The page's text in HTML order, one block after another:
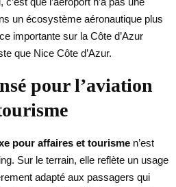
un écosystème aéronautique plus
importante sur la Côte d’Azur
que Nice Côte d’Azur.
pour l’aviation
pour affaires et tourisme n’est
Sur le terrain, elle reflète un usage
adapté aux passagers qui